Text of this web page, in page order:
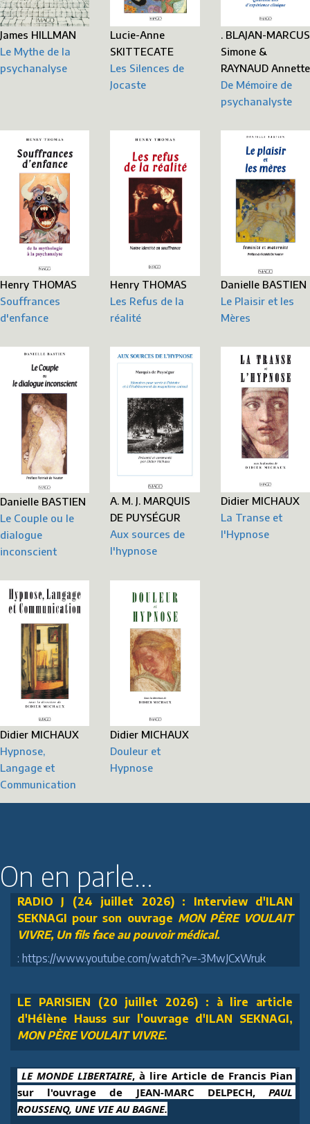
James HILLMAN
Le Mythe de la
psychanalyse
Lucie-Anne
SKITTECATE
Les Silences de
Jocaste
. BLAJAN-MARCUS
Simone &
RAYNAUD Annette
De Mémoire de
psychanalyste
Henry THOMAS
Souffrances
d'enfance
Henry THOMAS
Les Refus de la
réalité
Danielle BASTIEN
Le Plaisir et les
Mères
Danielle BASTIEN
Le Couple ou le
dialogue
inconscient
A. M. J. MARQUIS
DE PUYSÉGUR
Aux sources de
l'hypnose
Didier MICHAUX
La Transe et
l'Hypnose
Didier MICHAUX
Hypnose,
Langage et
Communication
Didier MICHAUX
Douleur et
Hypnose
On en parle...
RADIO J (24 juillet 2026) : Interview d'ILAN
SEKNAGI pour son ouvrage MON PÈRE VOULAIT
VIVRE, Un fils face au pouvoir médical.
: https://www.youtube.com/watch?v=-3MwJCxWruk
LE PARISIEN (20 juillet 2026) : à lire article
d'Hélène Hauss sur l'ouvrage d'ILAN SEKNAGI,
MON PÈRE VOULAIT VIVRE.
LE MONDE LIBERTAIRE, à lire Article de Francis Pian
sur l'ouvrage de JEAN-MARC DELPECH, PAUL
ROUSSENQ, UNE VIE AU BAGNE.